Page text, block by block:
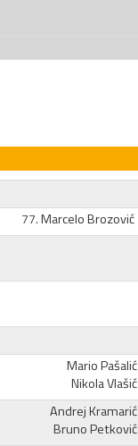
77.Marcelo Brozović
Mario Pašalić
Nikola Vlašić
Andrej Kramarić
Bruno Petković